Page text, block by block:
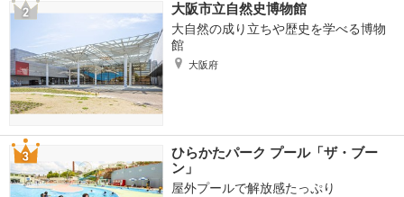
大阪市立自然史博物館
大自然の成り立ちや歴史を学べる博物
館
大阪府
ひらかたパーク プール「ザ・ブー
ン」
屋外プールで解放感たっぷり